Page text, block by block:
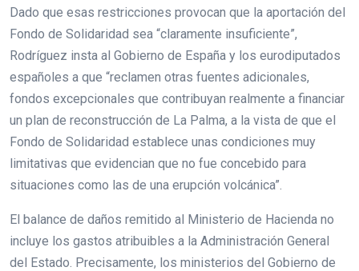
Dado que esas restricciones provocan que la aportación del
Fondo de Solidaridad sea “claramente insuficiente”,
Rodríguez insta al Gobierno de España y los eurodiputados
españoles a que “reclamen otras fuentes adicionales,
fondos excepcionales que contribuyan realmente a financiar
un plan de reconstrucción de La Palma, a la vista de que el
Fondo de Solidaridad establece unas condiciones muy
limitativas que evidencian que no fue concebido para
situaciones como las de una erupción volcánica”.
El balance de daños remitido al Ministerio de Hacienda no
incluye los gastos atribuibles a la Administración General
del Estado. Precisamente, los ministerios del Gobierno de